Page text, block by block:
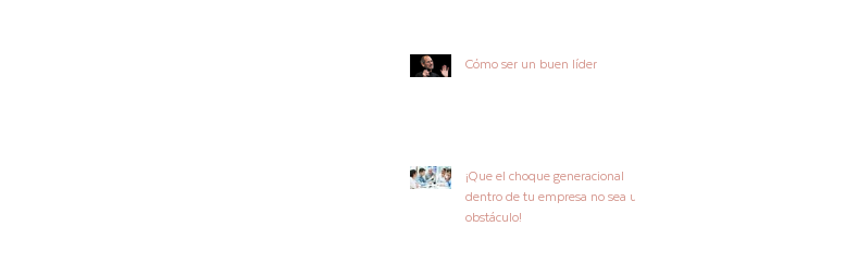
Cómo ser un buen líder
¡Que el choque generacional
dentro de tu empresa no sea un
obstáculo!